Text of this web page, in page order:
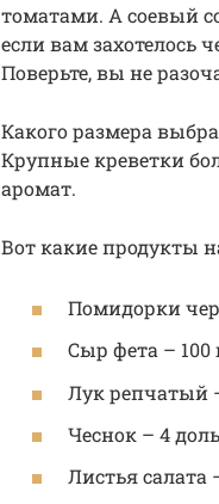
томатами. А соевый
если вам захотелось
Поверьте, вы не
Какого размера
Крупные креветки
аромат.
Вот какие продукты
Помидорки
Сыр фета – 100
Лук репчатый
Чеснок – 4
Листья